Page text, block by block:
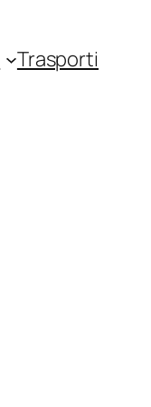
Trasporti